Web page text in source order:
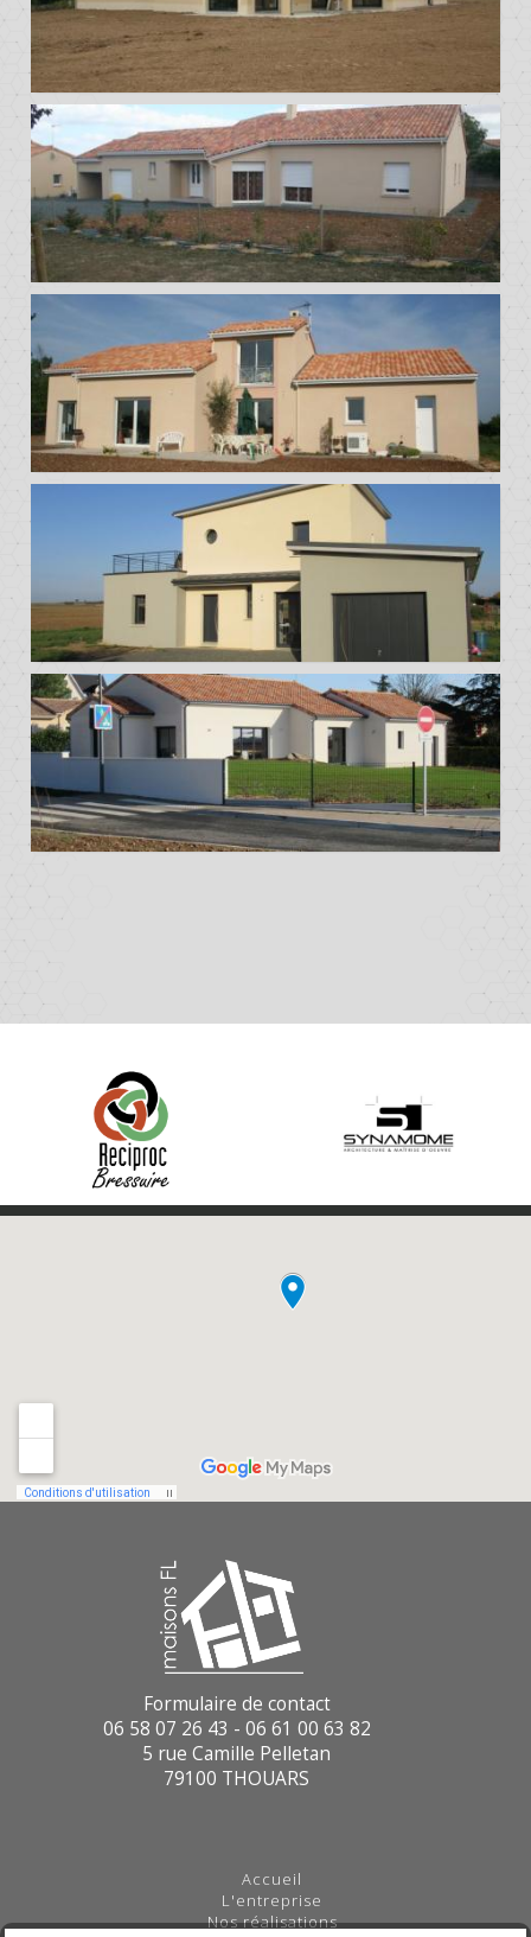
Formulaire de contact
06 58 07 26 43 - 06 61 00 63 82
5 rue Camille Pelletan
79100 THOUARS
Accueil
L'entreprise
Nos réalisations